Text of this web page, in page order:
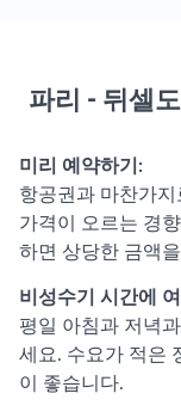
파리 - 뒤셀
미리 예약하기:
항공권과 마찬가
가격이 오르는 경
하면 상당한 금액
비성수기 시간에
평일 아침과 저녁
세요. 수요가 적은
이 좋습니다.